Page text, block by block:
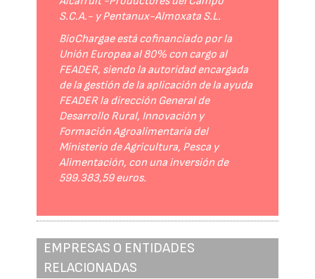
S.C.A.- y Pentanux-Almoxata S.L.
BioChargae está cofinanciado por la
Unión Europea al 80% con cargo al
FEADER, siendo la autoridad encargada
de la gestión de la aplicación de la ayuda
FEADER la dirección General de
Desarrollo Rural, Innovación y
Formación Agroalimentaria del
Ministerio de Agricultura, Pesca y
Alimentación, con una inversión de
599.383,59 euros.
EMPRESAS O ENTIDADES
RELACIONADAS